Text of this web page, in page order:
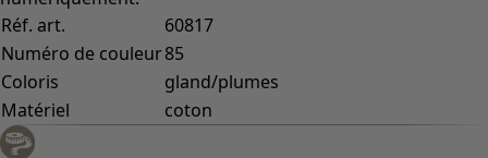
Réf. art.
60817
Numéro de couleur85
Coloris
gland/plumes
Matériel
coton